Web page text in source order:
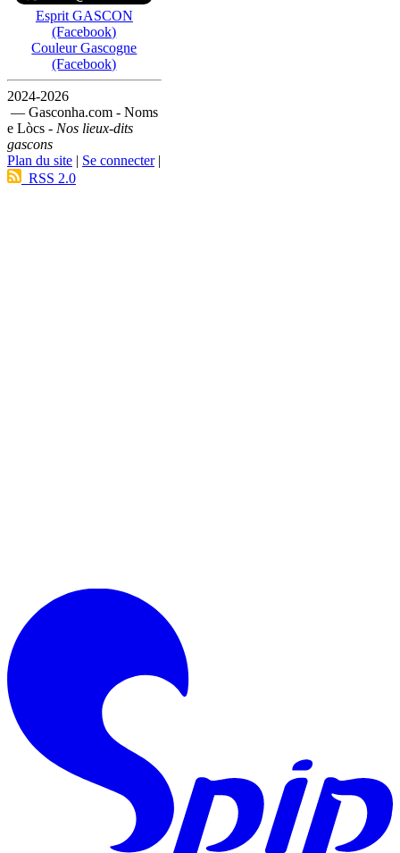
Esprit GASCON
(Facebook)
Couleur Gascogne
(Facebook)
2024-2026
— Gasconha.com - Noms
e Lòcs - Nos lieux-dits
gascons
Plan du site | Se connecter|
RSS 2.0